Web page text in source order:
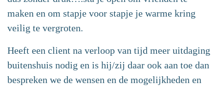
maken en om stapje voor stapje je warme kring
veilig te vergroten.
Heeft een client na verloop van tijd meer uitdaging
buitenshuis nodig en is hij/zij daar ook aan toe dan
bespreken we de wensen en de mogelijkheden en